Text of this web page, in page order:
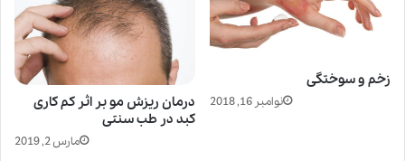
درمان ریزش مو بر اثر کم کاری
کبد در طب سنتی
مارس 2, 2019
زخم و سوختگی
نوامبر 16, 2018